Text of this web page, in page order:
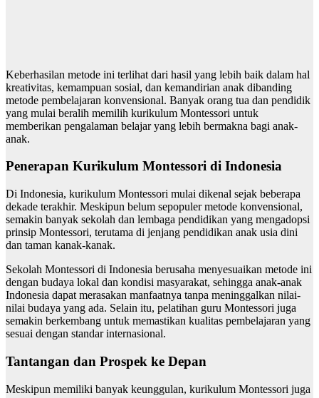
Keberhasilan metode ini terlihat dari hasil yang lebih baik dalam hal
kreativitas, kemampuan sosial, dan kemandirian anak dibanding
metode pembelajaran konvensional. Banyak orang tua dan pendidik
yang mulai beralih memilih kurikulum Montessori untuk
memberikan pengalaman belajar yang lebih bermakna bagi anak-
anak.
Penerapan Kurikulum Montessori di Indonesia
Di Indonesia, kurikulum Montessori mulai dikenal sejak beberapa
dekade terakhir. Meskipun belum sepopuler metode konvensional,
semakin banyak sekolah dan lembaga pendidikan yang mengadopsi
prinsip Montessori, terutama di jenjang pendidikan anak usia dini
dan taman kanak-kanak.
Sekolah Montessori di Indonesia berusaha menyesuaikan metode ini
dengan budaya lokal dan kondisi masyarakat, sehingga anak-anak
Indonesia dapat merasakan manfaatnya tanpa meninggalkan nilai-
nilai budaya yang ada. Selain itu, pelatihan guru Montessori juga
semakin berkembang untuk memastikan kualitas pembelajaran yang
sesuai dengan standar internasional.
Tantangan dan Prospek ke Depan
Meskipun memiliki banyak keunggulan, kurikulum Montessori juga